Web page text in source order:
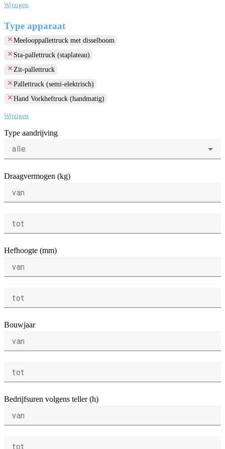
Wijzigen
Type apparaat
clear Meelooppallettruck met disselboom
clear Sta-pallettruck (staplateau)
clear Zit-pallettruck
clear Pallettruck (semi-elektrisch)
clear Hand Vorkheftruck (handmatig)
Wijzigen
Type aandrijving
alle
Draagvermogen (kg)
van
tot
Hefhoogte (mm)
van
tot
Bouwjaar
van
tot
Bedrijfsuren volgens teller (h)
van
tot